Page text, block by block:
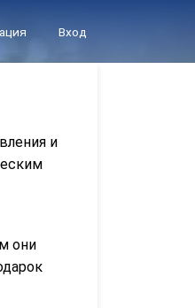
Вход
и
они